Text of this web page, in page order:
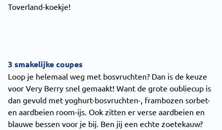
Toverland-koekje!
3 smakelijke coupes
Loop je helemaal weg met bosvruchten? Dan is de keuze
voor Very Berry snel gemaakt! Want de grote oubliecup is
dan gevuld met yoghurt-bosvruchten-, frambozen sorbet-
en aardbeien room-ijs. Ook zitten er verse aardbeien en
blauwe bessen voor je bij. Ben jij een echte zoetekauw?